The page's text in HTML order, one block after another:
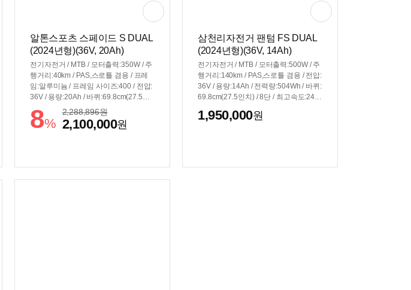
알톤스포츠 스페이드 S DUAL
(2024년형)(36V, 20Ah)
전기자전거 / MTB / 모터출력:350W / 주
행거리:40km / PAS,스로틀 겸용 / 프레
임:알루미늄 / 프레임 사이즈:400 / 전압:
36V / 용량:20Ah / 바퀴:69.8cm(27.5인
치) / 9단 / 최고속도:25km/h / 듀얼컨트
롤레버 / 디스크브레이크 / 무게:20.8kg /
라이저바 / 서스펜션:전륜 / 짐받이 / 색
8%
2,288,896원
2,100,000원
삼천리자전거 팬텀 FS DUAL
(2024년형)(36V, 14Ah)
전기자전거 / MTB / 모터출력:500W / 주
행거리:140km / PAS,스로틀 겸용 / 전압:
36V / 용량:14Ah / 전력량:504Wh / 바퀴:
69.8cm(27.5인치) / 8단 / 최고속도:24k
이저바 / 서스펜션:전륜+후륜
1,950,000원